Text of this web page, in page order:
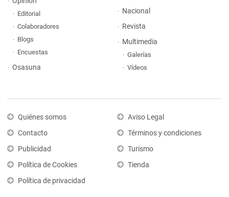
Editorial
Colaboradores
Blogs
Encuestas
Osasuna
Nacional
Revista
Multimedia
Galerías
Vídeos
Quiénes somos
Contacto
Publicidad
Política de Cookies
Política de privacidad
Aviso Legal
Términos y condiciones
Turismo
Tienda